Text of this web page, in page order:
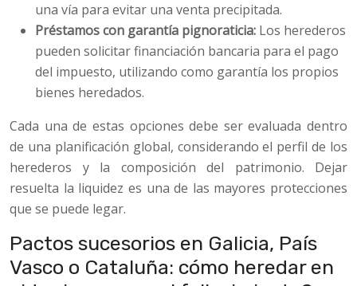
una vía para evitar una venta precipitada.
Préstamos con garantía pignoraticia: Los herederos
pueden solicitar financiación bancaria para el pago
del impuesto, utilizando como garantía los propios
bienes heredados.
Cada una de estas opciones debe ser evaluada dentro
de una planificación global, considerando el perfil de los
herederos y la composición del patrimonio. Dejar
resuelta la liquidez es una de las mayores protecciones
que se puede legar.
Pactos sucesorios en Galicia, País
Vasco o Cataluña: cómo heredar en